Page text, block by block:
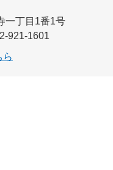
一丁目1番1号
921-1601
ら